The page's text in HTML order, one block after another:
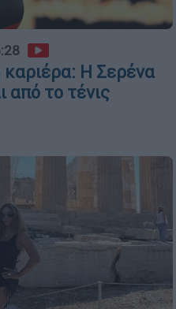
καριέρα: Η Σερένα
από το τένις